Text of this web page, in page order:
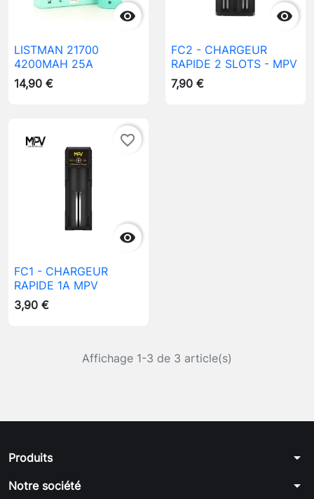

LISTMAN 21700
4200MAH 25A
14,90 €

FC2 - CHARGEUR
RAPIDE 2 SLOTS - MPV
7,90 €

favorite_border
FC1 - CHARGEUR
RAPIDE 1A MPV
3,90 €
Affichage 1-3 de 3 article(s)
Produits arrow_drop_down
Notre société arrow_drop_down